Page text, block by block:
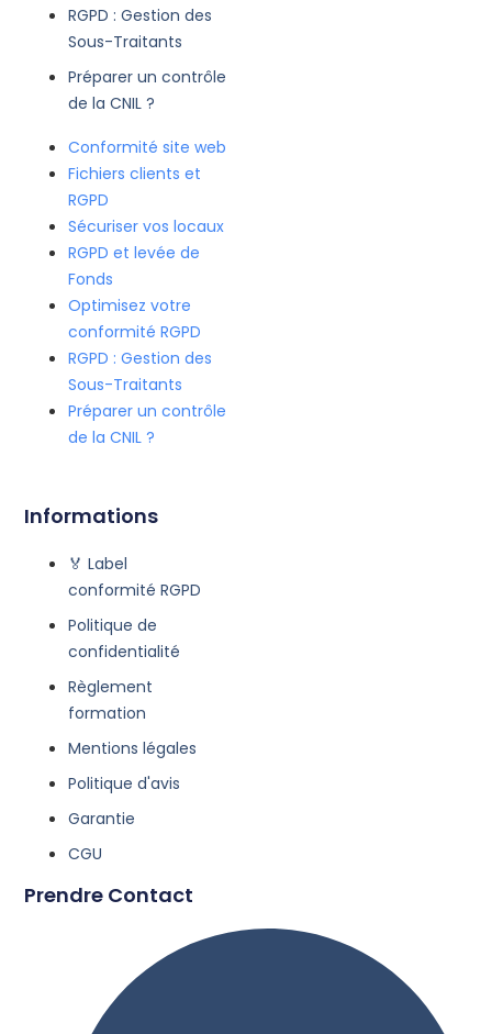
RGPD : Gestion des
Sous-Traitants
Préparer un contrôle
de la CNIL ?
Conformité site web
Fichiers clients et
RGPD
Sécuriser vos locaux
RGPD et levée de
Fonds
Optimisez votre
conformité RGPD
RGPD : Gestion des
Sous-Traitants
Préparer un contrôle
de la CNIL ?
Informations
🏅 Label
conformité RGPD
Politique de
confidentialité
Règlement
formation
Mentions légales
Politique d'avis
Garantie
CGU
Prendre Contact